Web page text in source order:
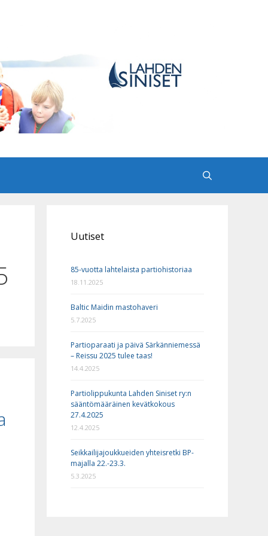
Uutiset
85-vuotta lahtelaista partiohistoriaa
18.11.2025
Baltic Maidin mastohaveri
5.7.2025
Partioparaati ja päivä Särkänniemessä
– Reissu 2025 tulee taas!
14.4.2025
Partiolippukunta Lahden Siniset ry:n
sääntömääräinen kevätkokous
27.4.2025
12.4.2025
Seikkailijajoukkueiden yhteisretki BP-
majalla 22.-23.3.
5.3.2025